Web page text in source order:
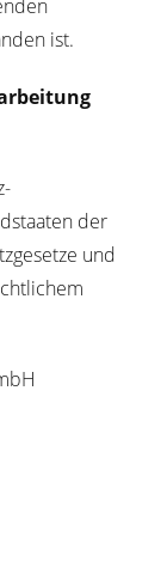
ist.
der
und